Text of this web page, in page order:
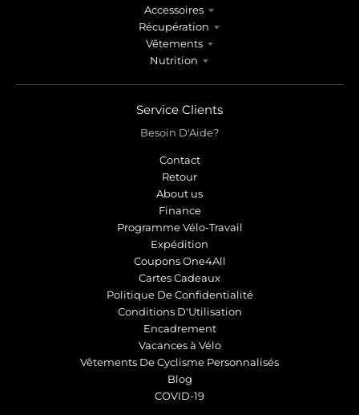
Accessoires
Récupération
Vêtements
Nutrition
Service Clients
Besoin D'Aide?
Contact
Retour
About us
Finance
Programme Vélo-Travail
Expédition
Coupons One4All
Cartes Cadeaux
Politique De Confidentialité
Conditions D'Utilisation
Encadrement
Vacances à Vélo
Vêtements De Cyclisme Personnalisés
Blog
COVID-19